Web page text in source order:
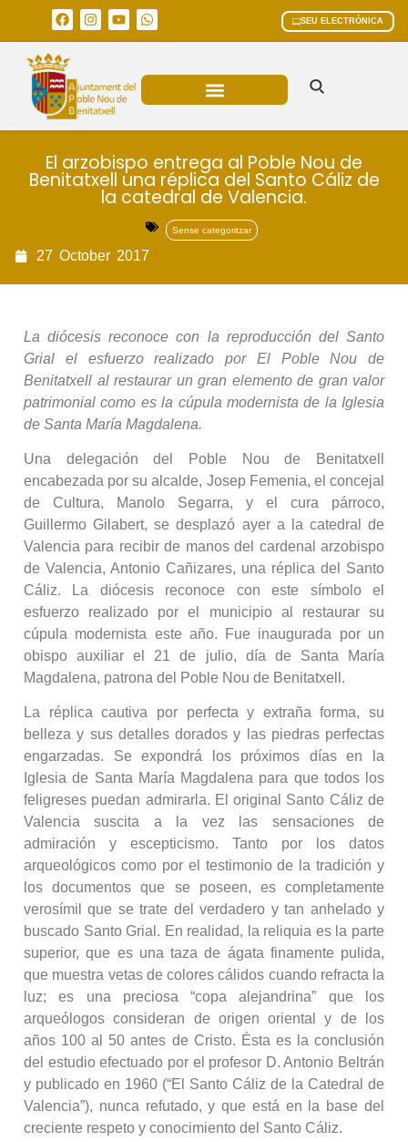
SEU ELECTRÒNICA
El arzobispo entrega al Poble Nou de
Benitatxell una réplica del Santo Cáliz de
la catedral de Valencia.
Sense categoritzar
27 October 2017
La diócesis reconoce con la reproducción del Santo
Grial el esfuerzo realizado por El Poble Nou de
Benitatxell al restaurar un gran elemento de gran valor
patrimonial como es la cúpula modernista de la Iglesia
de Santa María Magdalena.
Una delegación del Poble Nou de Benitatxell
encabezada por su alcalde, Josep Femenia, el concejal
de Cultura, Manolo Segarra, y el cura párroco,
Guillermo Gilabert, se desplazó ayer a la catedral de
Valencia para recibir de manos del cardenal arzobispo
de Valencia, Antonio Cañizares, una réplica del Santo
Cáliz. La diócesis reconoce con este símbolo el
esfuerzo realizado por el municipio al restaurar su
cúpula modernista este año. Fue inaugurada por un
obispo auxiliar el 21 de julio, día de Santa María
Magdalena, patrona del Poble Nou de Benitatxell.
La réplica cautiva por perfecta y extraña forma, su
belleza y sus detalles dorados y las piedras perfectas
engarzadas. Se expondrá los próximos días en la
Iglesia de Santa María Magdalena para que todos los
feligreses puedan admirarla. El original Santo Cáliz de
Valencia suscita a la vez las sensaciones de
admiración y escepticismo. Tanto por los datos
arqueológicos como por el testimonio de la tradición y
los documentos que se poseen, es completamente
verosímil que se trate del verdadero y tan anhelado y
buscado Santo Grial. En realidad, la reliquia es la parte
superior, que es una taza de ágata finamente pulida,
que muestra vetas de colores cálidos cuando refracta la
luz; es una preciosa “copa alejandrina” que los
arqueólogos consideran de origen oriental y de los
años 100 al 50 antes de Cristo. Ésta es la conclusión
del estudio efectuado por el profesor D. Antonio Beltrán
y publicado en 1960 (“El Santo Cáliz de la Catedral de
Valencia”), nunca refutado, y que está en la base del
creciente respeto y conocimiento del Santo Cáliz.